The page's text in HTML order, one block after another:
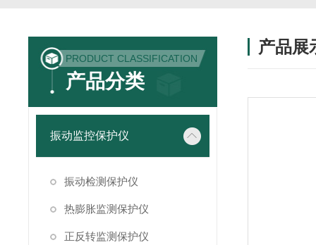
PRODUCT CLASSIFICATION
产品分类
振动监控保护仪
振动检测保护仪
热膨胀监测保护仪
正反转监测保护仪
产品展